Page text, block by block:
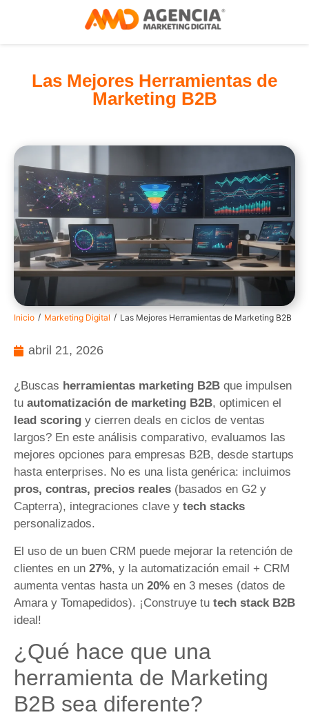
Las Mejores Herramientas de
Marketing B2B
Inicio / Marketing Digital / Las Mejores Herramientas de Marketing B2B
abril 21, 2026
¿Buscas herramientas marketing B2B que impulsen
tu automatización de marketing B2B, optimicen el
lead scoring y cierren deals en ciclos de ventas
largos? En este análisis comparativo, evaluamos las
mejores opciones para empresas B2B, desde startups
hasta enterprises. No es una lista genérica: incluimos
pros, contras, precios reales (basados en G2 y
Capterra), integraciones clave y tech stacks
personalizados.
El uso de un buen CRM puede mejorar la retención de
clientes en un 27%, y la automatización email + CRM
aumenta ventas hasta un 20% en 3 meses (datos de
Amara y Tomapedidos). ¡Construye tu tech stack B2B
ideal!
¿Qué hace que una
herramienta de Marketing
B2B sea diferente?